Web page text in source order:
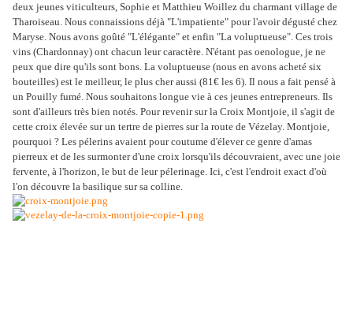
deux jeunes viticulteurs, Sophie et Matthieu Woillez du charmant village de
Tharoiseau. Nous connaissions déjà "L'impatiente" pour l'avoir dégusté chez
Maryse. Nous avons goûté "L'élégante" et enfin "La voluptueuse". Ces trois
vins (Chardonnay) ont chacun leur caractère. N'étant pas oenologue, je ne
peux que dire qu'ils sont bons. La voluptueuse (nous en avons acheté six
bouteilles) est le meilleur, le plus cher aussi (81€ les 6). Il nous a fait pensé à
un Pouilly fumé. Nous souhaitons longue vie à ces jeunes entrepreneurs. Ils
sont d'ailleurs très bien notés. Pour revenir sur la Croix Montjoie, il s'agit de
cette croix élevée sur un tertre de pierres sur la route de Vézelay. Montjoie,
pourquoi ? Les pélerins avaient pour coutume d'élever ce genre d'amas
pierreux et de les surmonter d'une croix lorsqu'ils découvraient, avec une joie
fervente, à l'horizon, le but de leur pélerinage. Ici, c'est l'endroit exact d'où
l'on découvre la basilique sur sa colline.